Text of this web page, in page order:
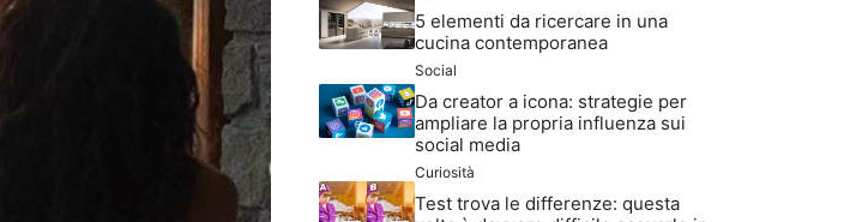
5 elementi da ricercare in una
cucina contemporanea
Social
Da creator a icona: strategie per
ampliare la propria influenza sui
social media
Curiosità
Test trova le differenze: questa